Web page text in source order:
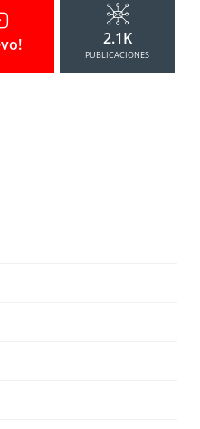
2.1K
PUBLICACIONES